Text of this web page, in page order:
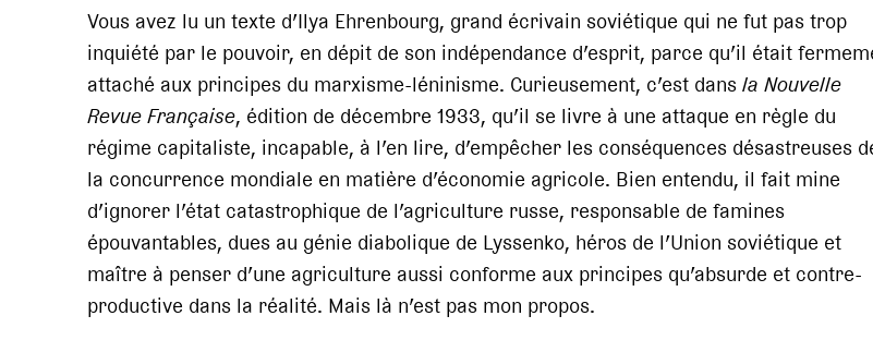
Vous avez lu un texte d’Ilya Ehrenbourg, grand écrivain soviétique qui ne fut pas trop
inquiété par le pouvoir, en dépit de son indépendance d’esprit, parce qu’il était
attaché aux principes du marxisme-léninisme. Curieusement, c’est dansla Nouvelle
Revue Française, édition de décembre 1933, qu’il se livre à une attaque en règle du
régime capitaliste, incapable, à l’en lire, d’empêcher les conséquences désastreuses
la concurrence mondiale en matière d’économie agricole. Bien entendu, il fait mine
d’ignorer l’état catastrophique de l’agriculture russe, responsable de famines
épouvantables, dues au génie diabolique de Lyssenko, héros de l’Union soviétique et
maître à penser d’une agriculture aussi conforme aux principes qu’absurde et contre-
productive dans la réalité. Mais là n’est pas mon propos.